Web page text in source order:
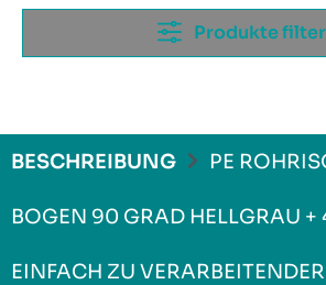
Produkte
BESCHREIBUNG PE
BOGEN 90 GRAD HELLGRAU +
EINFACH ZU